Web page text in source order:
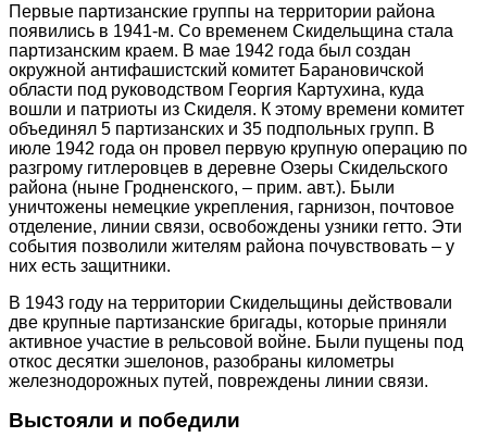
Первые партизанские группы на территории района
появились в 1941-м. Со временем Скидельщина стала
партизанским краем. В мае 1942 года был создан
окружной антифашистский комитет Барановичской
области под руководством Георгия Картухина, куда
вошли и патриоты из Скиделя. К этому времени комитет
объединял 5 партизанских и 35 подпольных групп. В
июле 1942 года он провел первую крупную операцию по
разгрому гитлеровцев в деревне Озеры Скидельского
района (ныне Гродненского, – прим. авт.). Были
уничтожены немецкие укрепления, гарнизон, почтовое
отделение, линии связи, освобождены узники гетто. Эти
события позволили жителям района почувствовать – у
них есть защитники.
В 1943 году на территории Скидельщины действовали
две крупные партизанские бригады, которые приняли
активное участие в рельсовой войне. Были пущены под
откос десятки эшелонов, разобраны километры
железнодорожных путей, повреждены линии связи.
Выстояли и победили